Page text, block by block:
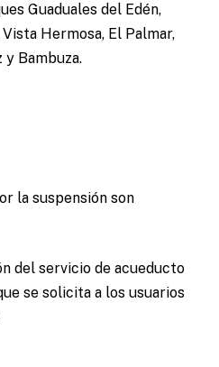
Guaduales del Edén,
Hermosa, El Palmar,
y Bambuza.
la suspensión son
del servicio de acueducto
se solicita a los usuarios